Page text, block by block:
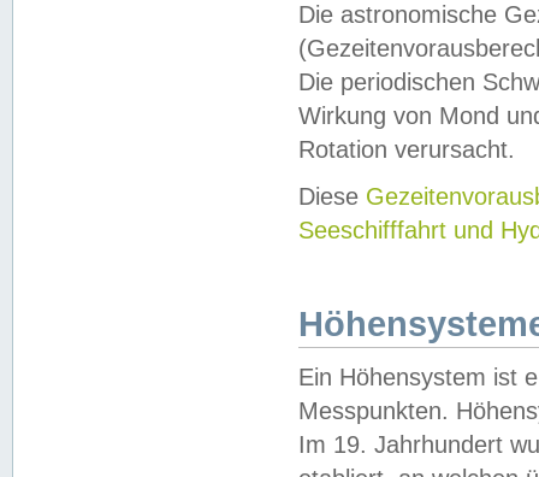
Die astronomische
Die periodischen
Wirkung von Mond
Rotation verursacht.
Diese
Seeschifffahrt und
Ein Höhensystem ist
Messpunkten.
Im 19. Jahrhundert